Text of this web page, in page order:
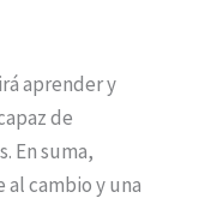
aprender y
de
En suma,
cambio y una